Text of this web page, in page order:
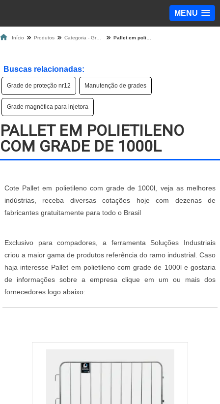
MENU
Início Produtos
Buscas relacionadas:
Grade de proteção nr12 Manutenção de grades
Grade magnética para injetora
PALLET EM POLIETILENO
COM GRADE DE 1000L
Cote Pallet em polietileno com grade de 1000l, veja as melhores
indústrias, receba diversas cotações hoje com dezenas de
fabricantes gratuitamente para todo o Brasil
Exclusivo para compadores, a ferramenta Soluções Industriais
criou a maior gama de produtos referência do ramo industrial. Caso
haja interesse Pallet em polietileno com grade de 1000l e gostaria
de informações sobre a empresa clique em um ou mais dos
fornecedores logo abaixo: